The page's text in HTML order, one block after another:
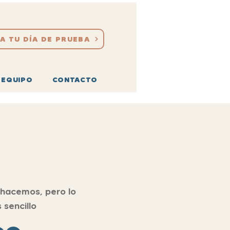
TU DÍA DE PRUEBA
CONTACTO
pero lo
sencillo